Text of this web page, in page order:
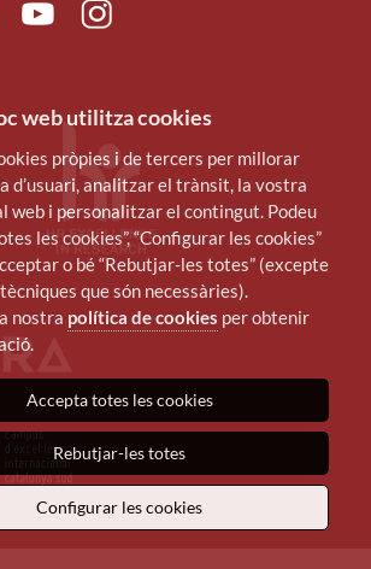
YoutubeInstagram
web utilitza cookies
pròpies i de tercers per millorar
d’usuari, analitzar el trànsit, la vostra
web i personalitzar el contingut. Podeu
les cookies”, “Configurar les cookies”
o bé “Rebutjar-les totes” (excepte
que són necessàries).
nostra política de cookies per obtenir
Accepta totes les cookies
Rebutjar-les totes
Configurar les cookies